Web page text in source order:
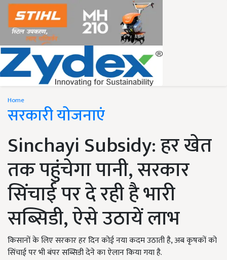
Home
सरकारी योजनाएं
Sinchayi Subsidy: हर खेत
तक पहुंचेगा पानी, सरकार
सिंचाई पर दे रही है भारी
सब्सिडी, ऐसे उठायें लाभ
किसानों के लिए सरकार हर दिन कोई नया कदम उठाती है, अब कृषकों को
सिंचाई पर भी बंपर सब्सिडी देने का ऐलान किया गया है.